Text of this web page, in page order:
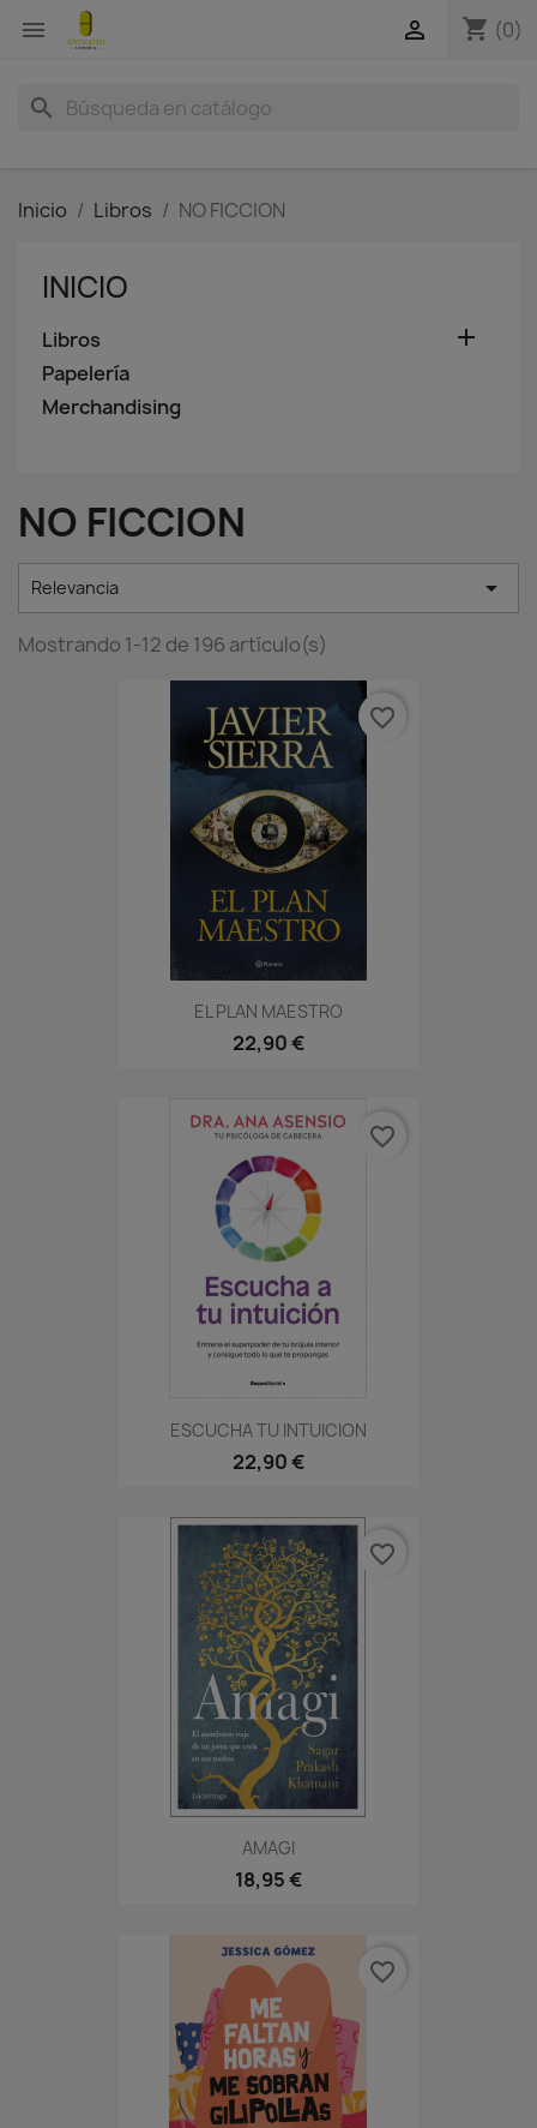
 shopping_cart (0)

search
Inicio Libros NO FICCION
INICIO
Libros 
Papelería
Merchandising
NO FICCION
Relevancia 
Mostrando 1-12 de 196 artículo(s)
EL PLAN MAESTRO
22,90 €
favorite_border
ESCUCHA TU INTUICION
22,90 €
favorite_border
AMAGI
18,95 €
favorite_border
favorite_border